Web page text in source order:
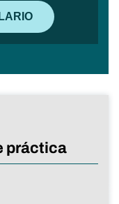
práctica